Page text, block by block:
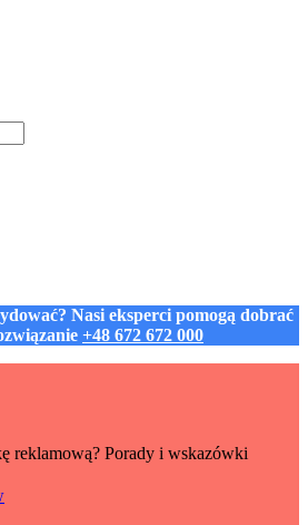
Nasi eksperci pomogą dobrać
+48 672 672 000
reklamową? Porady i wskazówki